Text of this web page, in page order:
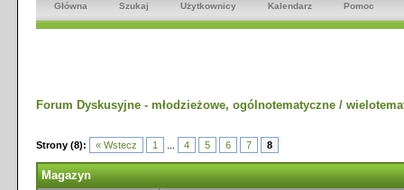
Główna Szukaj Użytkownicy Kalendarz Pomoc
Forum Dyskusyjne - młodzieżowe, ogólnotematyczne /
Strony (8): « Wstecz 1 4 5 6 7 8
Magazyn